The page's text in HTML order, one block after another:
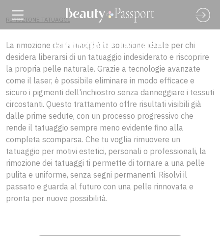
Rimozione Tatuaggi
RIMOZIONE TATUAGGI
La rimozione dei tatuaggi è la soluzione ideale per chi
desidera liberarsi di un tatuaggio indesiderato e riscoprire
la propria pelle naturale. Grazie a tecnologie avanzate
come il laser, è possibile eliminare in modo efficace e
sicuro i pigmenti dell'inchiostro senza danneggiare i tessuti
circostanti. Questo trattamento offre risultati visibili già
dalle prime sedute, con un processo progressivo che
rende il tatuaggio sempre meno evidente fino alla
completa scomparsa. Che tu voglia rimuovere un
tatuaggio per motivi estetici, personali o professionali, la
rimozione dei tatuaggi ti permette di tornare a una pelle
pulita e uniforme, senza segni permanenti. Risolvi il
passato e guarda al futuro con una pelle rinnovata e
pronta per nuove possibilità.